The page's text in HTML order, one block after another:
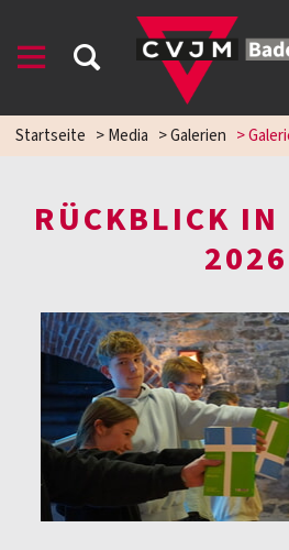
Startseite >Media >Galerien >
RÜCKBLICK IN
2026